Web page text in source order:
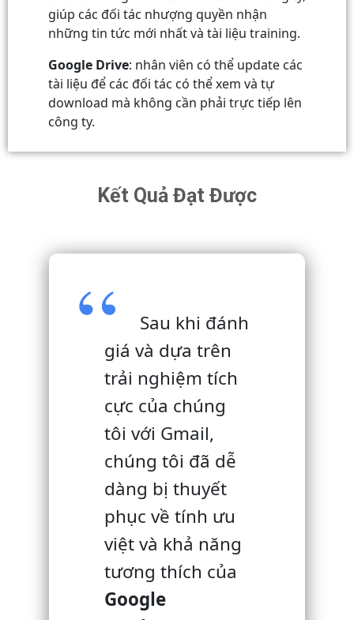
giúp các đối tác nhượng quyền nhận
những tin tức mới nhất và tài liệu training.
Google Drive: nhân viên có thể update các
tài liệu để các đối tác có thể xem và tự
download mà không cần phải trực tiếp lên
công ty.
Kết Quả Đạt Được
Sau khi đánh
giá và dựa trên
trải nghiệm tích
cực của chúng
tôi với Gmail,
chúng tôi đã dễ
dàng bị thuyết
phục về tính ưu
việt và khả năng
tương thích của
Google